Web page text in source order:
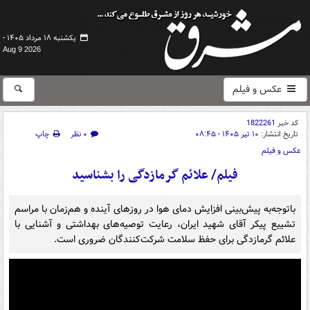
یکشنبه ۱۸ مرداد ۱۴۰۵ -
Aug 9 2026
عکس و فیلم
کد خبر 1822261
تاریخ انتشار: ۱۰ تیر ۱۴۰۵ - ۰۸:۴۵ ۰ نظر
چاپ
عکس و فیلم
فیلم/ علائم گرمازدگی را بشناسید
باتوجه‌به پیش‌بینی افزایش دمای هوا در روزهای آینده و هم‌زمان با مراسم
تشییع پیکر آقای شهید ایران، رعایت توصیه‌های بهداشتی و آشنایی با
علائم گرمازدگی برای حفظ سلامت شرکت‌کنندگان ضروری است.